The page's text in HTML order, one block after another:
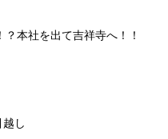
本社を出て吉祥寺へ！！
し